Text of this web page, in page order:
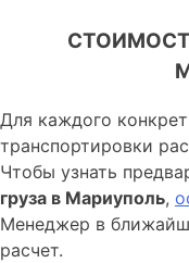
Для каждого
транспортировки
Чтобы узнать
груза в Мариуполь,
Менеджер в
расчет.